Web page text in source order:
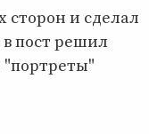
сторон и сделал
пост решил
"портреты"